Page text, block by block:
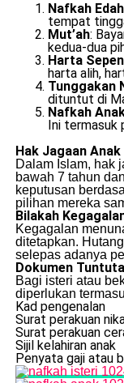
Nafkah Edah
tempat
Mut’ah:
kedua-dua
Harta
harta alih,
Tunggakan
dituntut di
Nafkah
Ini termasuk
Hak Jagaan
Dalam Islam, hak
bawah 7 tahun
keputusan
pilihan mereka
Bilakah
Kegagalan
ditetapkan.
selepas adanya
Dokumen
Bagi isteri atau
diperlukan
Kad pengenalan
Surat perakuan
Surat perakuan
Sijil kelahiran anak
Penyata gaji atau